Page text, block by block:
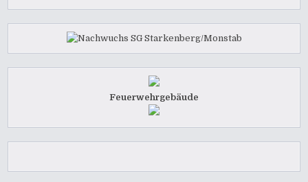
Feuerwehrgebäude